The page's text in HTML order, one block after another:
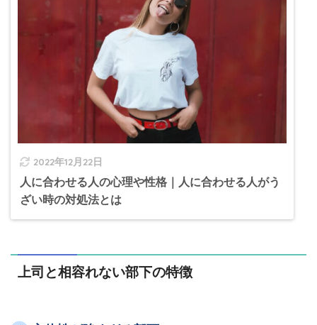
2022年12月22日
人に合わせる人の心理や性格｜人に合わせる人がう
ざい時の対処法とは
上司と相容れない部下の特徴